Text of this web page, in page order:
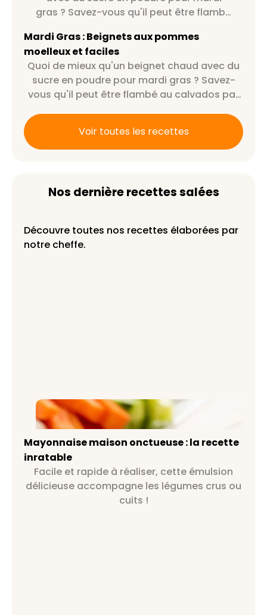
gras ? Savez-vous qu'il peut être flambé
Mardi Gras : Beignets aux pommes
moelleux et faciles
Quoi de mieux qu'un beignet chaud avec du
sucre en poudre pour mardi gras ? Savez-
vous qu'il peut être flambé au calvados par
Voir toutes les recettes
Nos dernière recettes salées
Découvre toutes nos recettes élaborées par
notre cheffe.
Mayonnaise maison onctueuse : la
recette inratable
Mayonnaise maison onctueuse : la recette
inratable
Facile et rapide à réaliser, cette émulsion
délicieuse accompagne les légumes crus ou
cuits !